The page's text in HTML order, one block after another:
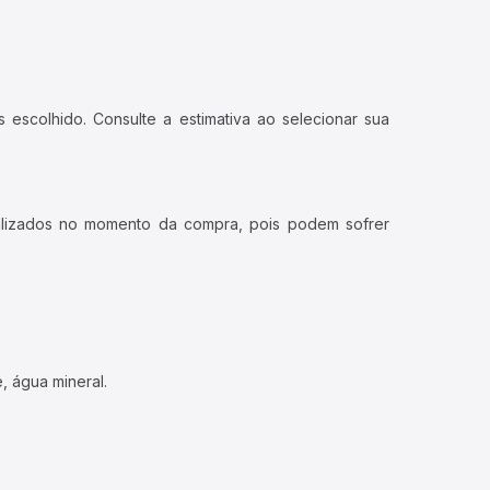
Consulte a estimativa ao selecionar sua
no momento da compra, pois podem sofrer
água mineral.